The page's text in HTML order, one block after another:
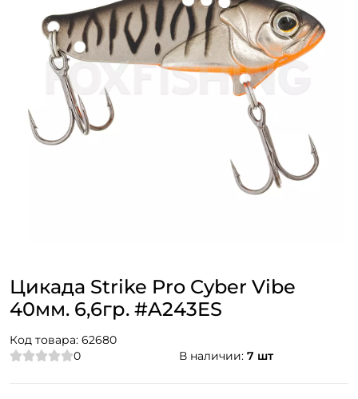
Цикада Strike Pro Cyber Vibe
40мм. 6,6гр. #A243ES
Код товара: 62680
0
В наличии: 7 шт